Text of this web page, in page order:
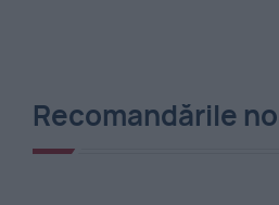
Recomandările